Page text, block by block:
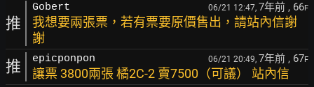
推
Gobert 06/21 12:47, 7年前 , 66F
我想要兩張票，若有票要原價售出，請站內信謝
謝
推 epicponpon 06/21 20:49, 7年前 , 67F
讓票 3800兩張 橘2C-2 賣7500（可議） 站內信